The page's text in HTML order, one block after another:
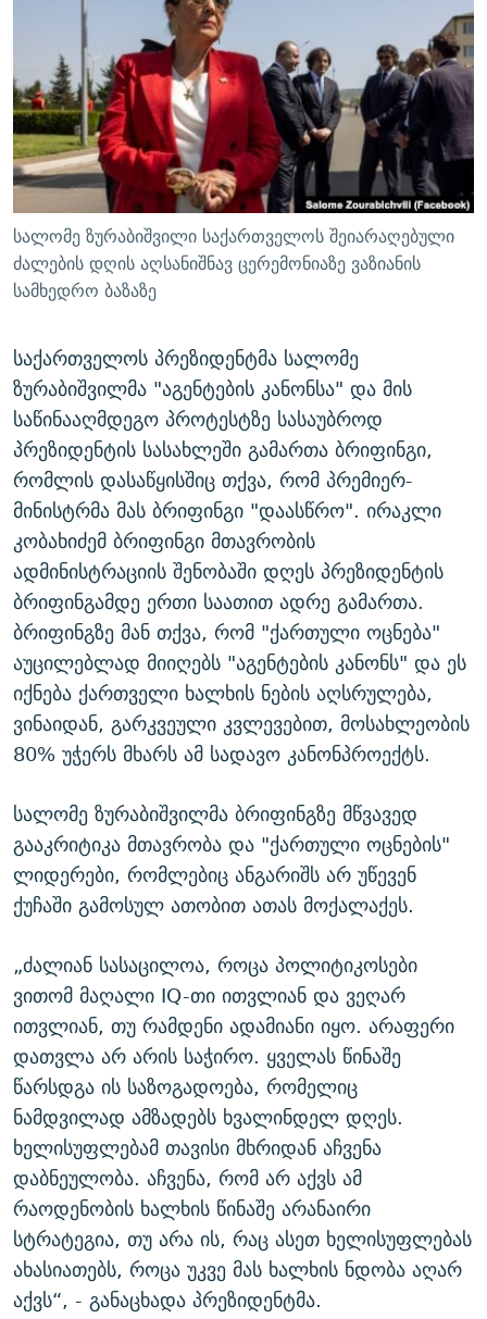
ᲛᲝᲚᲐᲞᲐᲠᲐᲙᲔ ᲢᲔᲥᲡᲢᲔᲑᲘ
ᲨᲘᲜ - ᲣᲪᲮᲝᲔᲗᲨᲘ
ᲚᲘᲢᲔᲠᲐᲢᲣᲠᲣᲚᲘ ᲬᲐᲮᲜᲐᲒᲔᲑᲘ
ᲐᲛᲔᲠᲘᲙᲣᲚᲘ ᲛᲝᲗᲮᲠᲝᲑᲐ
ᲘᲛᲞᲔᲠᲘᲐ ᲓᲐ ᲠᲐᲓᲘᲝ
ᲩᲔᲛᲘ ᲡᲘᲙᲕᲓᲘᲚᲘᲡ ᲛᲘᲖᲔᲖᲘᲐ COVID-19
11 ᲬᲔᲚᲘ - 11 ᲐᲛᲑᲐᲕᲘ
ᲡᲐᲞᲐᲠᲚᲐᲛᲔᲜᲢᲝ ᲐᲠᲩᲔᲕᲜᲔᲑᲘᲡ ᲘᲡᲢᲝᲠᲘᲐ
ᲑᲐᲕᲨᲕᲔᲑᲘ ᲞᲠᲝᲡᲢᲘᲢᲣᲪᲘᲐᲨᲘ - ᲐᲛᲝᲣᲗᲥᲛᲔᲚᲘ ᲐᲛᲑᲐᲕᲘ
5 ᲐᲛᲑᲐᲕᲘ - 20 ᲘᲕᲜᲘᲡᲡ ᲓᲐᲨᲐᲕᲔᲑᲣᲚᲔᲑᲘ
ᲐᲒᲕᲘᲡᲢᲝᲡ ᲝᲛᲘ
ПРИВЕТ ᲙᲣᲚᲢᲣᲠᲐ
ᲒᲐᲛᲝᲘᲬᲔᲠᲔ
რთე/რთ-ის ყველა საიტი
სალომე ზურაბიშვილი საქართველოს შეიარაღებული
ძალების დღის აღსანიშნავ ცერემონიაზე ვაზიანის
სამხედრო ბაზაზე
საქართველოს პრეზიდენტმა სალომე
ზურაბიშვილმა "აგენტების კანონსა" და მის
საწინააღმდეგო პროტესტზე სასაუბროდ
პრეზიდენტის სასახლეში გამართა ბრიფინგი,
რომლის დასაწყისშიც თქვა, რომ პრემიერ-
მინისტრმა მას ბრიფინგი "დაასწრო". ირაკლი
კობახიძემ ბრიფინგი მთავრობის
ადმინისტრაციის შენობაში დღეს პრეზიდენტის
ბრიფინგამდე ერთი საათით ადრე გამართა.
ბრიფინგზე მან თქვა, რომ "ქართული ოცნება"
აუცილებლად მიიღებს "აგენტების კანონს" და ეს
იქნება ქართველი ხალხის ნების აღსრულება,
ვინაიდან, გარკვეული კვლევებით, მოსახლეობის
80% უჭერს მხარს ამ სადავო კანონპროექტს.
სალომე ზურაბიშვილმა ბრიფინგზე მწვავედ
გააკრიტიკა მთავრობა და "ქართული ოცნების"
ლიდერები, რომლებიც ანგარიშს არ უწევენ
ქუჩაში გამოსულ ათობით ათას მოქალაქეს.
„ძალიან სასაცილოა, როცა პოლიტიკოსები
ვითომ მაღალი IQ-თი ითვლიან და ვეღარ
ითვლიან, თუ რამდენი ადამიანი იყო. არაფერი
დათვლა არ არის საჭირო. ყველას წინაშე
წარსდგა ის საზოგადოება, რომელიც
ნამდვილად ამზადებს ხვალინდელ დღეს.
ხელისუფლებამ თავისი მხრიდან აჩვენა
დაბნეულობა. აჩვენა, რომ არ აქვს ამ
რაოდენობის ხალხის წინაშე არანაირი
სტრატეგია, თუ არა ის, რაც ასეთ ხელისუფლებას
ახასიათებს, როცა უკვე მას ხალხის ნდობა აღარ
აქვს“, - განაცხადა პრეზიდენტმა.